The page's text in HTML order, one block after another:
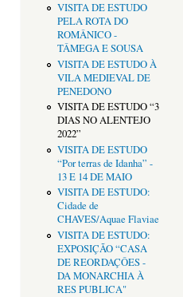
VISITA DE ESTUDO
PELA ROTA DO
ROMÂNICO -
TÂMEGA E SOUSA
VISITA DE ESTUDO À
VILA MEDIEVAL DE
PENEDONO
VISITA DE ESTUDO “3
DIAS NO ALENTEJO
2022”
VISITA DE ESTUDO
“Por terras de Idanha” -
13 E 14 DE MAIO
VISITA DE ESTUDO:
Cidade de
CHAVES/Aquae Flaviae
VISITA DE ESTUDO:
EXPOSIÇÃO “CASA
DE REORDAÇÔES -
DA MONARCHIA À
RES PUBLICA"